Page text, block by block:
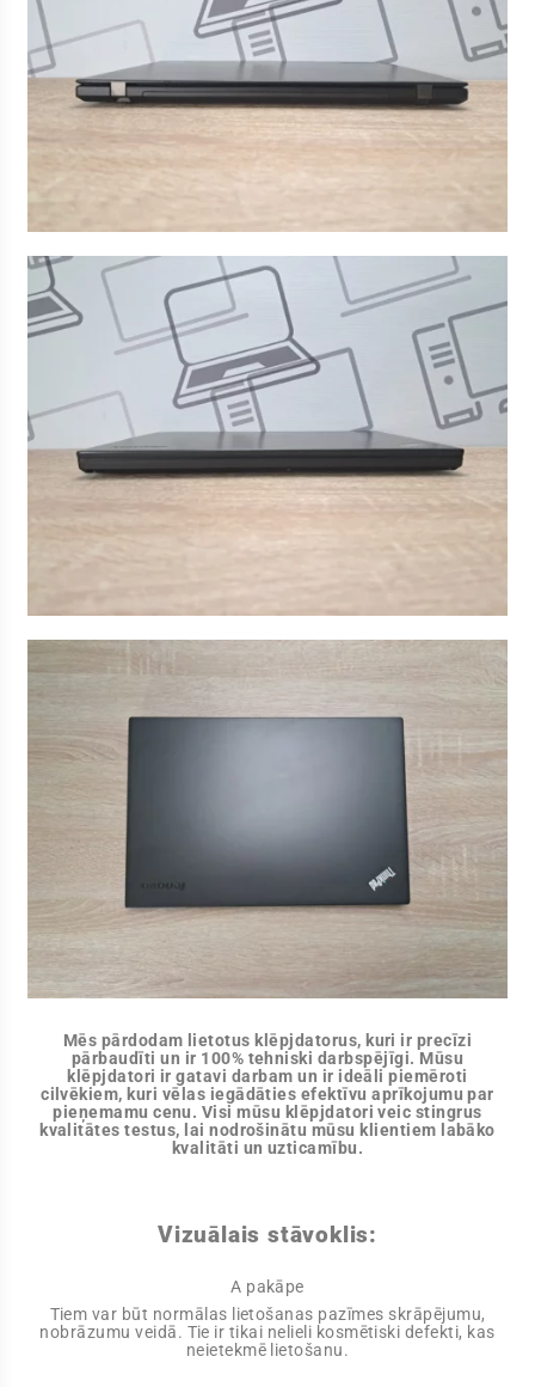
Mēs pārdodam lietotus klēpjdatorus, kuri ir precīzi
pārbaudīti un ir 100% tehniski darbspējīgi. Mūsu
klēpjdatori ir gatavi darbam un ir ideāli piemēroti
cilvēkiem, kuri vēlas iegādāties efektīvu aprīkojumu par
pieņemamu cenu. Visi mūsu klēpjdatori veic stingrus
kvalitātes testus, lai nodrošinātu mūsu klientiem labāko
kvalitāti un uzticamību.
Vizuālais stāvoklis:
A pakāpe
Tiem var būt normālas lietošanas pazīmes skrāpējumu,
nobrāzumu veidā. Tie ir tikai nelieli kosmētiski defekti, kas
neietekmē lietošanu.